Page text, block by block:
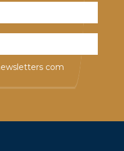
com